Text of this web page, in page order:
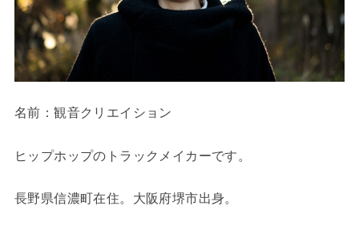
名前：観音クリエイション
ヒップホップのトラックメイカーです。
長野県信濃町在住。大阪府堺市出身。